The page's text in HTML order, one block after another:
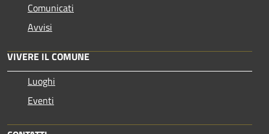
Comunicati
Avvisi
VIVERE IL COMUNE
Luoghi
Eventi